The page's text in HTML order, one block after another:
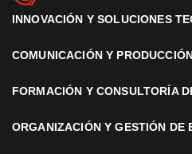
INNOVACIÓN Y SOLUCIONES
COMUNICACIÓN Y
FORMACIÓN Y CONSULTORÍA
ORGANIZACIÓN Y GESTIÓN DE